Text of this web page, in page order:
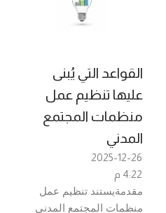
القواعد التي يُبنى
عليها تنظيم عمل
منظمات المجتمع
المدني
2025-12-26
4:22 م
مقدمةيستند تنظيم عمل
منظمات المجتمع المدني